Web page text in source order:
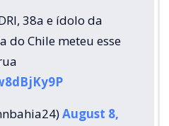
38a e ídolo da
do Chile meteu esse
August 8,